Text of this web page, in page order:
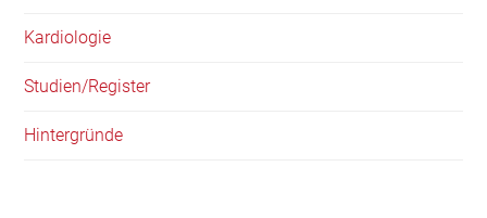
Kardiologie
Studien/Register
Hintergründe